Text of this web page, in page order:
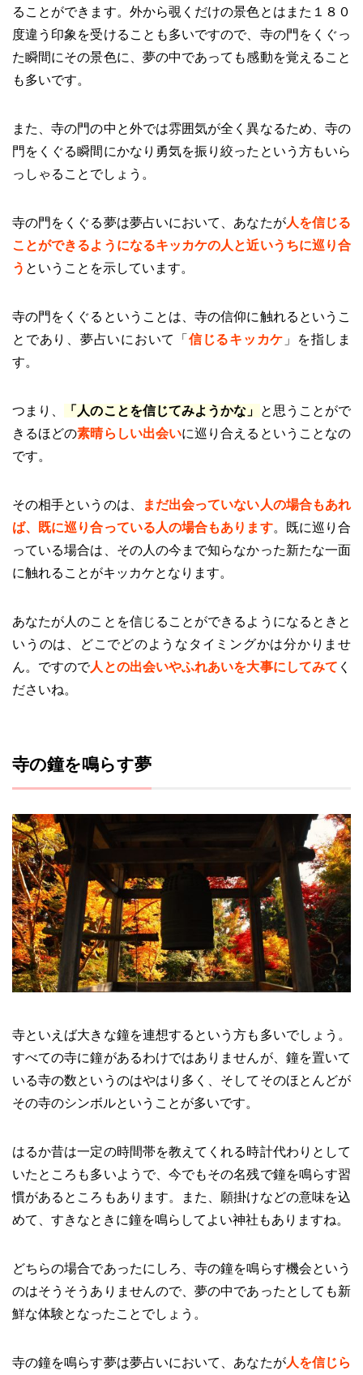
ることができます。外から覗くだけの景色とはまた１８０
度違う印象を受けることも多いですので、寺の門をくぐっ
た瞬間にその景色に、夢の中であっても感動を覚えること
も多いです。
また、寺の門の中と外では雰囲気が全く異なるため、寺の
門をくぐる瞬間にかなり勇気を振り絞ったという方もいら
っしゃることでしょう。
寺の門をくぐる夢は夢占いにおいて、あなたが人を信じる
ことができるようになるキッカケの人と近いうちに巡り合
う ということを示しています。
寺の門をくぐるということは、寺の信仰に触れるというこ
とであり、夢占いにおいて「 信じるキッカケ 」を指しま
す。
つまり、 「人のことを信じてみようかな」
と思うことがで
きるほどの素晴らしい出会いに巡り合えるということなの
です。
その相手というのは、
まだ出会っていない人の場合もあれ
ば、既に巡り合っている人の場合もあります。既に巡り合
っている場合は、その人の今まで知らなかった新たな一面
に触れることがキッカケとなります。
あなたが人のことを信じることができるようになるときと
いうのは、どこでどのようなタイミングかは分かりませ
ん。ですので人との出会いやふれあいを大事にしてみて く
ださいね。
寺の鐘を鳴らす夢
寺といえば大きな鐘を連想するという方も多いでしょう。
すべての寺に鐘があるわけではありませんが、鐘を置いて
いる寺の数というのはやはり多く、そしてそのほとんどが
その寺のシンボルということが多いです。
はるか昔は一定の時間帯を教えてくれる時計代わりとして
いたところも多いようで、今でもその名残で鐘を鳴らす習
慣があるところもあります。また、願掛けなどの意味を込
めて、すきなときに鐘を鳴らしてよい神社もありますね。
どちらの場合であったにしろ、寺の鐘を鳴らす機会という
のはそうそうありませんので、夢の中であったとしても新
鮮な体験となったことでしょう。
寺の鐘を鳴らす夢は夢占いにおいて、あなたが人を信じら